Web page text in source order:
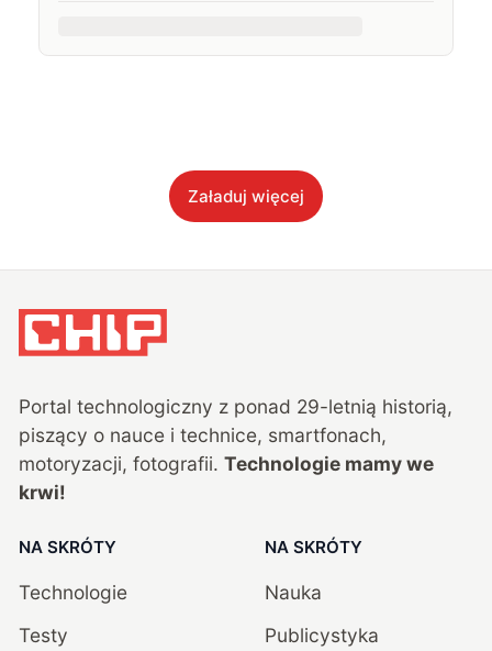
Załaduj więcej
Portal technologiczny z ponad 29-letnią historią,
piszący o nauce i technice, smartfonach,
motoryzacji, fotografii. Technologie mamy we
krwi!
NA SKRÓTY
Technologie
Testy
NA SKRÓTY
Nauka
Publicystyka